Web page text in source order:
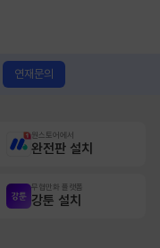
연재문의
원스토어에서
완전판 설치
무협만화 플랫폼
강툰 설치